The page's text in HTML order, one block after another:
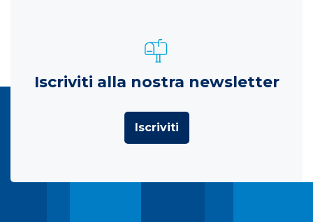
Iscriviti alla nostra newsletter
Iscriviti